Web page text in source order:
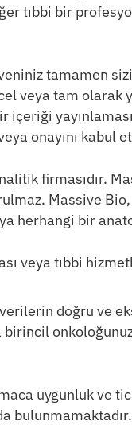
tıbbi bir
tamamen
veya tam
onayını kabul
firmasıdır.
Massive
herhangi bir
veya tıbbi
doğru ve
uygunluk ve
bulunmamaktadır.